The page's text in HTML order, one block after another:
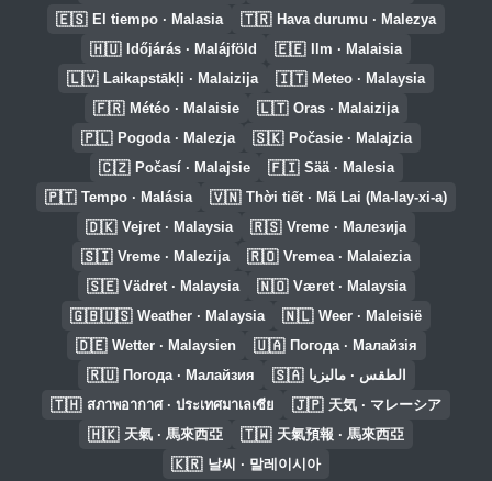
🇪🇸 El tiempo · Malasia 🇹🇷 Hava durumu · Malezya
🇭🇺 Időjárás · Malájföld 🇪🇪 Ilm · Malaisia
🇱🇻 Laikapstākļi · Malaizija 🇮🇹 Meteo · Malaysia
🇫🇷 Météo · Malaisie 🇱🇹 Oras · Malaizija
🇵🇱 Pogoda · Malezja 🇸🇰 Počasie · Malajzia
🇨🇿 Počasí · Malajsie 🇫🇮 Sää · Malesia
🇵🇹 Tempo · Malásia 🇻🇳 Thời tiết · Mã Lai (Ma-lay-xi-a)
🇩🇰 Vejret · Malaysia 🇷🇸 Vreme · Малезија
🇸🇮 Vreme · Malezija 🇷🇴 Vremea · Malaiezia
🇸🇪 Vädret · Malaysia 🇳🇴 Været · Malaysia
🇬🇧🇺🇸 Weather · Malaysia 🇳🇱 Weer · Maleisië
🇩🇪 Wetter · Malaysien 🇺🇦 Погода · Малайзія
🇷🇺 Погода · Малайзия 🇸🇦 الطقس · ماليزيا
🇹🇭 สภาพอากาศ · ประเทศมาเลเซีย 🇯🇵 天気 · マレーシア
🇭🇰 天氣 · 馬來西亞 🇹🇼 天氣預報 · 馬來西亞
🇰🇷 날씨 · 말레이시아